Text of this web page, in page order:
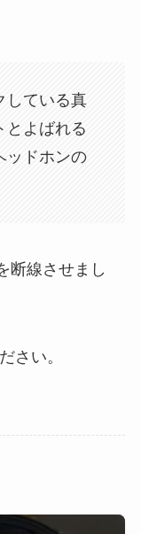
している真
とよばれる
ッドホンの
断線させまし
さい。